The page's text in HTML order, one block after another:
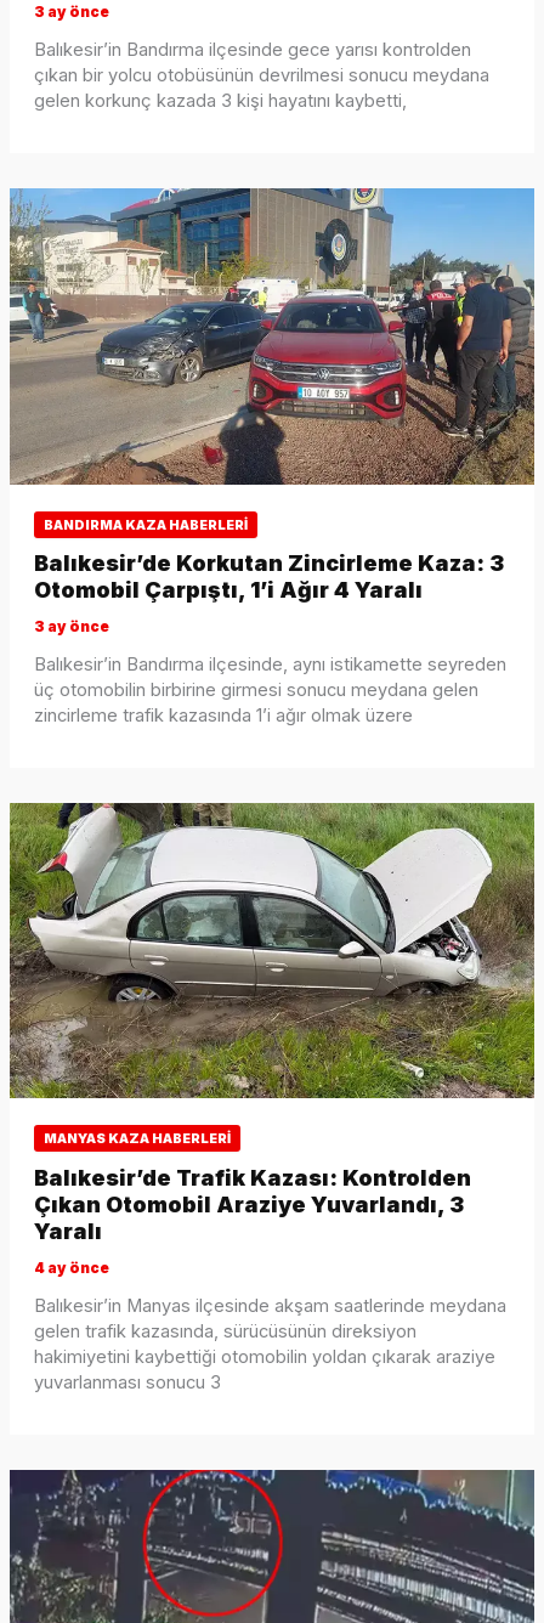
3 ay önce
Balıkesir’in Bandırma ilçesinde gece yarısı kontrolden
çıkan bir yolcu otobüsünün devrilmesi sonucu meydana
gelen korkunç kazada 3 kişi hayatını kaybetti,
BANDIRMA KAZA HABERLERI
Balıkesir’de Korkutan Zincirleme Kaza: 3
Otomobil Çarpıştı, 1’i Ağır 4 Yaralı
3 ay önce
Balıkesir’in Bandırma ilçesinde, aynı istikamette seyreden
üç otomobilin birbirine girmesi sonucu meydana gelen
zincirleme trafik kazasında 1’i ağır olmak üzere
MANYAS KAZA HABERLERI
Balıkesir’de Trafik Kazası: Kontrolden
Çıkan Otomobil Araziye Yuvarlandı, 3
Yaralı
4 ay önce
Balıkesir’in Manyas ilçesinde akşam saatlerinde meydana
gelen trafik kazasında, sürücüsünün direksiyon
hakimiyetini kaybettiği otomobilin yoldan çıkarak araziye
yuvarlanması sonucu 3